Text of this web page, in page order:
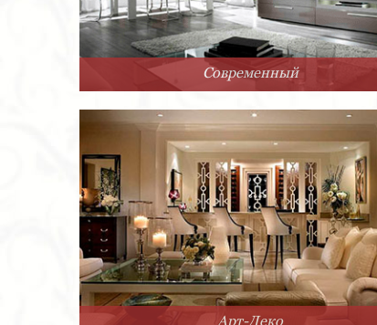
Современный
Арт-Деко